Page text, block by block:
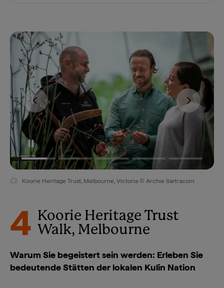
Koorie Heritage Trust, Melbourne, Victoria © Archie Sartracom
4 Koorie Heritage Trust
Walk, Melbourne
Warum Sie begeistert sein werden: Erleben Sie
bedeutende Stätten der lokalen Kulin Nation